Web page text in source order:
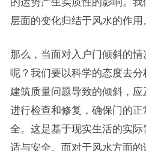
层面的变化归结于风水的作用
那么，当面对入户门倾斜的
呢？我们要以科学的态度去
建筑质量问题导致的倾斜，
进行检查和修复，确保门的
全。这是基于现实生活的实
适与安全。而对于风水方面